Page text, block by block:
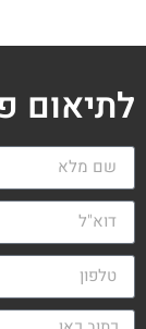
לתיאום